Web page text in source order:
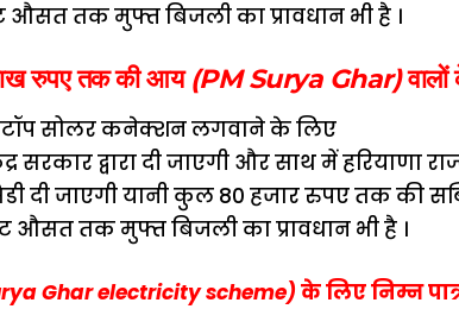
तक मुफ्त बिजली का प्रावधान भी है ।
रुपए तक की आय(PMSurya Ghar)
सोलर कनेक्शन लगवाने के लिए
द्वारा दी जाएगी और साथ में हरियाणा
दी जाएगी यानी कुल 80 हजार रुपए तक की
औसत तक मुफ्त बिजली का प्रावधान भी है ।
Ghar electricity scheme) के लिए निम्न